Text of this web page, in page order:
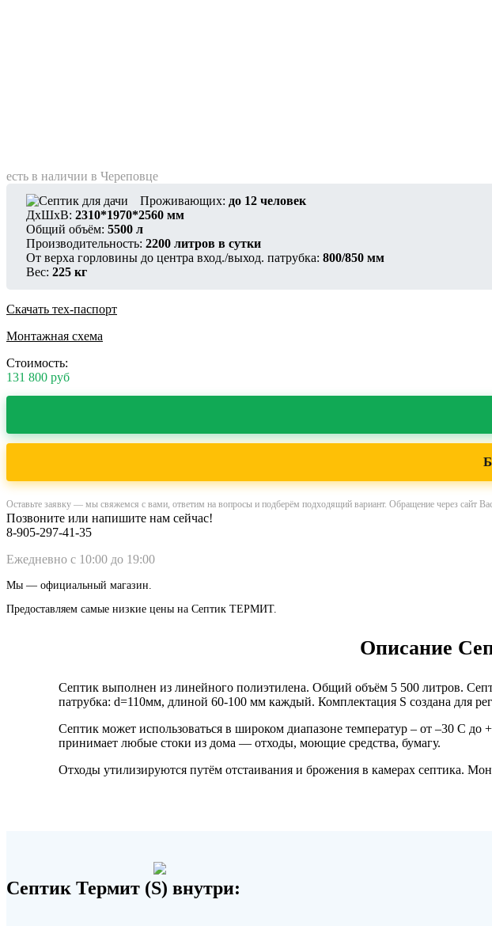
есть в наличии в Череповце
Проживающих: до 12 человек
ДхШхВ: 2310*1970*2560 мм
Общий объём: 5500 л
Производительность: 2200 литров в сутки
От верха горловины до центра вход./выход. патрубка: 800/850 мм
Вес: 225 кг
Скачать тех-паспорт
Монтажная схема
Стоимость:
131 800 руб
Оставьте заявку — мы свяжемся с вами, ответим на вопросы и подберём подходящий вариант. Обращение через сайт
Позвоните или напишите нам сейчас!
8-905-297-41-35
Ежедневно с 10:00 до 19:00
Мы — официальный магазин.
Предоставляем самые низкие цены на Септик ТЕРМИТ.
Описание
Септик выполнениз линейного полиэтилена. Общий объём 5 500 литров.
патрубка: d=110мм, длиной 60-100 мм каждый. Комплектация S создана для
Септик может использоваться в широком диапазоне температур – от –30 С
принимает любые стоки из дома — отходы, моющие средства, бумагу.
Отходы утилизируются путём отстаивания и брожения в камерах септика.
Септик Термит (S) внутри: